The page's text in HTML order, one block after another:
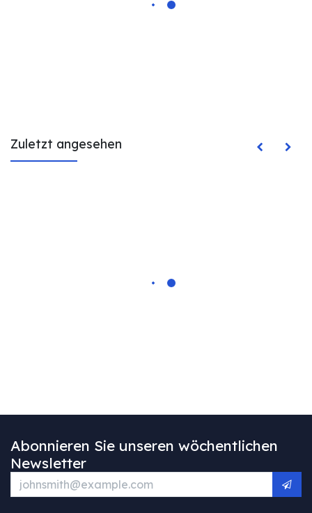
Zuletzt angesehen
Abonnieren Sie unseren wöchentlichen
Newsletter